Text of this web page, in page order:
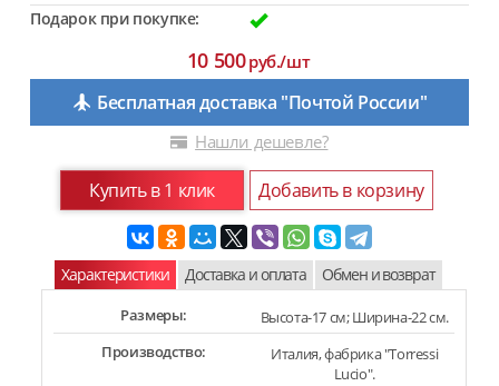
Подарок при покупке:
10 500руб./шт
Бесплатная доставка "Почтой России"
Нашли дешевле?
Купить в 1 клик Добавить в корзину
Характеристики Доставка и оплата Обмен и возврат
Размеры:
Высота-17 см; Ширина-22 см.
Производство:
Италия, фабрика "Torressi
Lucio".